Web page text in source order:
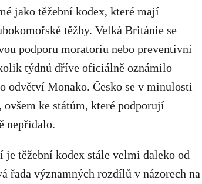
jako těžební kodex, které mají
těžby. Velká Británie se
podporu moratoriu nebo preventivní
týdnů dříve oficiálně oznámilo
odvětví Monako. Česko se v minulosti
ke státům, které podporují
nepřidalo.
těžební kodex stále velmi daleko od
řada významných rozdílů v názorech na